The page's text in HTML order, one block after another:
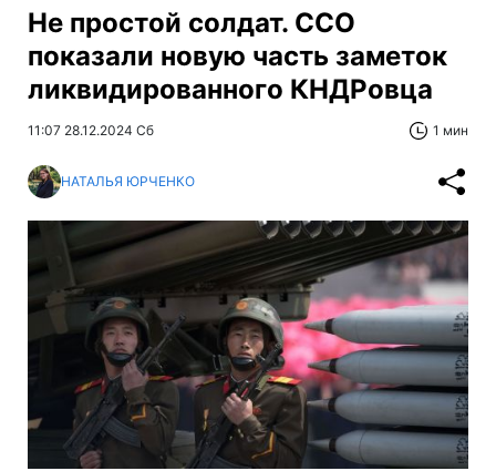
Не простой солдат. ССО
показали новую часть заметок
ликвидированного КНДРовца
11:07 28.12.2024 Сб 1 мин
НАТАЛЬЯ ЮРЧЕНКО